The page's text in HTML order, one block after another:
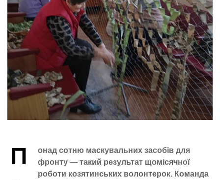
П
онад сотню маскувальних засобів для
фронту — такий результат щомісячної
роботи козятинських волонтерок. Команда